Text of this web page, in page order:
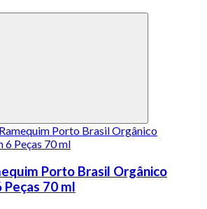
Porto Brasil Orgânico
Peças 70 ml